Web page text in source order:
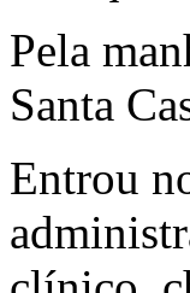
Pela
Santa
Entrou